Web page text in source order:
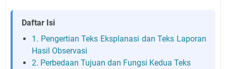
Daftar Isi
1. Pengertian Teks Eksplanasi dan Teks Laporan
Hasil Observasi
2. Perbedaan Tujuan dan Fungsi Kedua Teks